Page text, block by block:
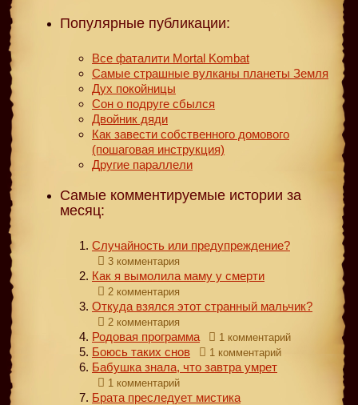
Популярные публикации:
Все фаталити Mortal Kombat
Самые страшные вулканы планеты Земля
Дух покойницы
Сон о подруге сбылся
Двойник дяди
Как завести собственного домового
(пошаговая инструкция)
Другие параллели
Самые комментируемые истории за
месяц:
Случайность или предупреждение?
3 комментария
Как я вымолила маму у смерти
2 комментария
Откуда взялся этот странный мальчик?
2 комментария
Родовая программа 1 комментарий
Боюсь таких снов 1 комментарий
Бабушка знала, что завтра умрет
1 комментарий
Брата преследует мистика